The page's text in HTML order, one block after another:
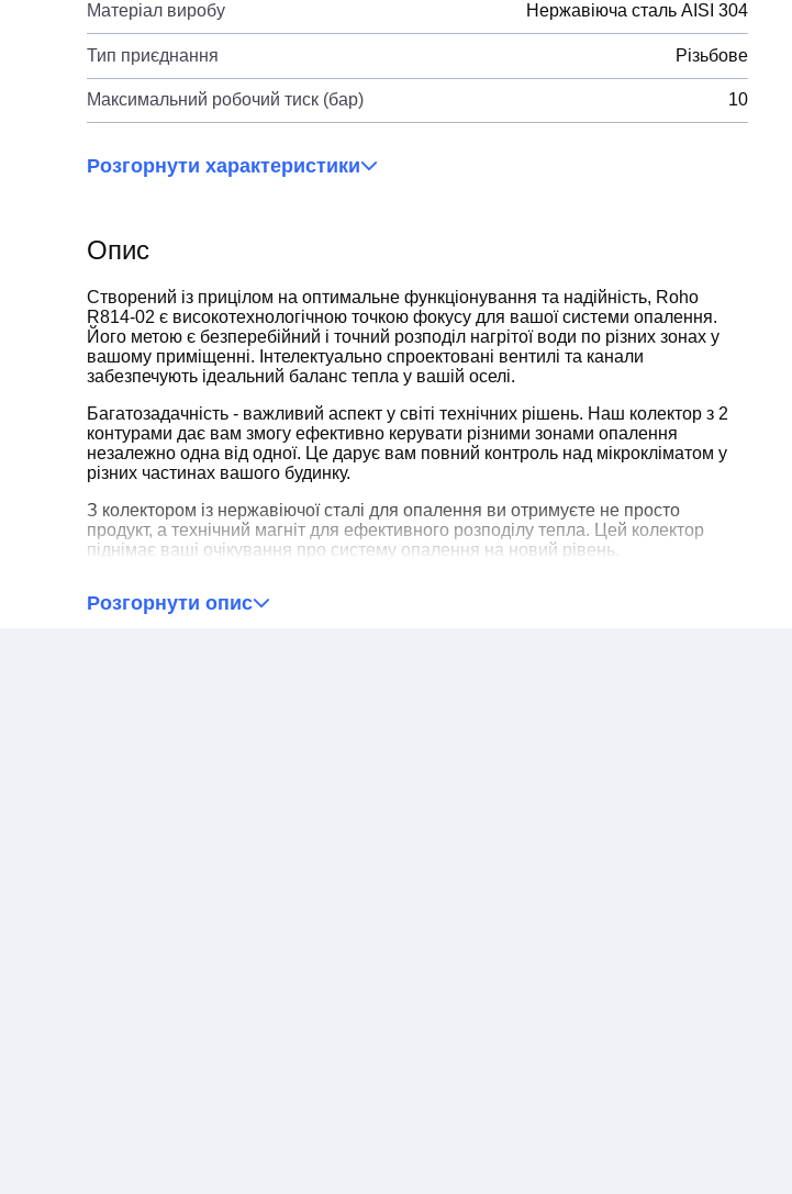
Матеріал виробу Нержавіюча сталь AISI 304
Тип приєднання Різьбове
Максимальний робочий тиск (бар) 10
Розгорнути характеристики
Опис
Створений із прицілом на оптимальне функціонування та надійність, Roho
R814-02 є високотехнологічною точкою фокусу для вашої системи опалення.
Його метою є безперебійний і точний розподіл нагрітої води по різних зонах у
вашому приміщенні. Інтелектуально спроектовані вентилі та канали
забезпечують ідеальний баланс тепла у вашій оселі.
Багатозадачність - важливий аспект у світі технічних рішень. Наш колектор з 2
контурами дає вам змогу ефективно керувати різними зонами опалення
незалежно одна від одної. Це дарує вам повний контроль над мікрокліматом у
різних частинах вашого будинку.
З колектором із нержавіючої сталі для опалення ви отримуєте не просто
продукт, а технічний магніт для ефективного розподілу тепла. Цей колектор
піднімає ваші очікування про систему опалення на новий рівень.
Розгорнути опис